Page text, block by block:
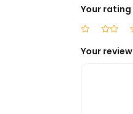
Your rating
Your review